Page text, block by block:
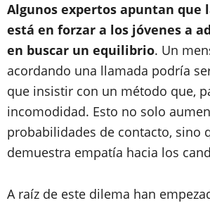
Algunos expertos apuntan que
está en forzar a los jóvenes a
en buscar un equilibrio. Un
acordando una llamada podría
que insistir con un método que,
incomodidad. Esto no solo
probabilidades de contacto, sino
demuestra empatía hacia los
A raíz de este dilema han